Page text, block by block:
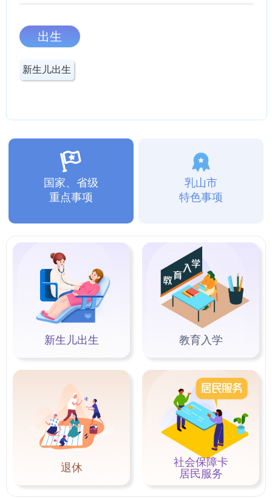
出生
新生儿出生
国家、省级
重点事项
乳山市
特色事项
新生儿出生 教育入学
退休
社会保障卡
居民服务